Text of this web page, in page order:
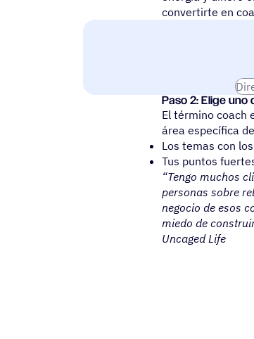
convertirte en
Paso 2: Elige
El término coach
rea específica
Los temas con
Tus puntos
“Tengo muchos
personas sobre
negocio de esos
miedo de
Uncaged Life